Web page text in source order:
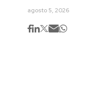
agosto 5, 2026